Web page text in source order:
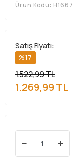
Ürün Kodu: H1667
Satış Fiyatı:
%17
1.522,99 TL
1.269,99 TL